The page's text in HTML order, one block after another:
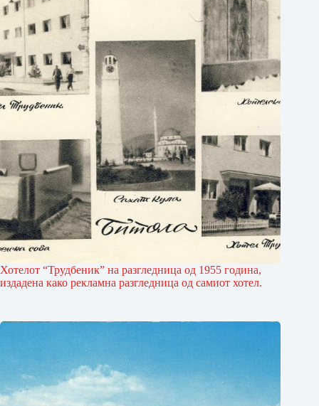
Хотелот “Трудбеник” на разгледница од 1955 година,
издадена како рекламна разгледница од самиот хотел.